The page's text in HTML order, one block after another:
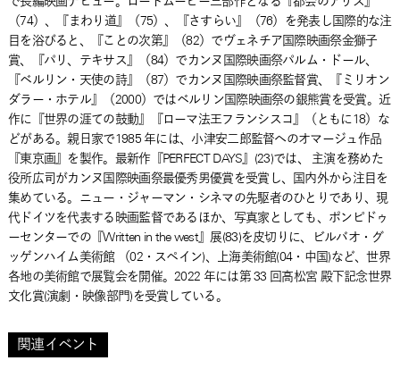
（74）、『まわり道』（75）、『さすらい』（76）を発表し国際的な注
目を浴びると、『ことの次第』（82）でヴェネチア国際映画祭金獅子
賞、『パリ、テキサス』（84）でカンヌ国際映画祭パルム・ドール、
『ベルリン・天使の詩』（87）でカンヌ国際映画祭監督賞、『ミリオン
ダラー・ホテル』（2000）ではベルリン国際映画祭の銀熊賞を受賞。近
作に『世界の涯ての鼓動』『ローマ法王フランシスコ』（ともに18）な
どがある。親日家で1985 年には、小津安二郎監督へのオマージュ作品
『東京画』を製作。最新作『PERFECT DAYS』(23)では、 主演を務めた
役所広司がカンヌ国際映画祭最優秀男優賞を受賞し、国内外から注目を
集めている。ニュー・ジャーマン・シネマの先駆者のひとりであり、現
代ドイツを代表する映画監督であるほか、写真家としても、ポンピドゥ
ーセンターでの『Written in the west』展(83)を皮切りに、ビルバオ・グ
ッゲンハイム美術館 （02・スペイン)、上海美術館(04・中国)など、世界
各地の美術館で展覧会を開催。2022 年には第 33 回高松宮 殿下記念世界
文化賞(演劇・映像部門)を受賞している。
関連イベント